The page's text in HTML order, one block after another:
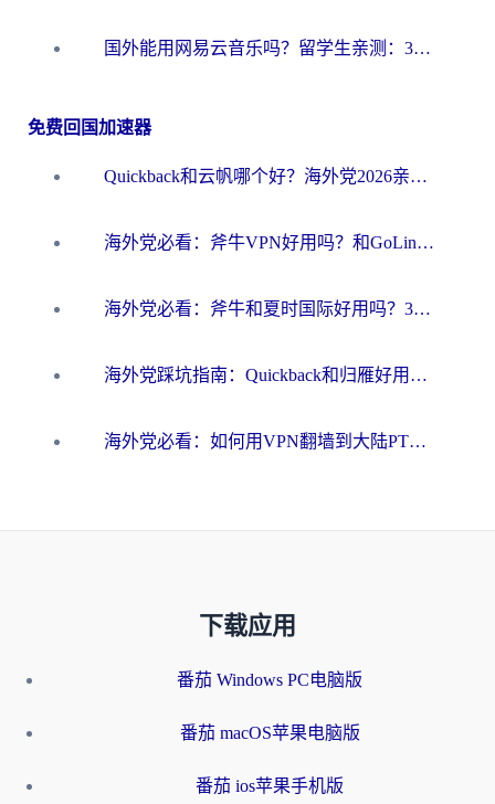
国外能用网易云音乐吗？留学生亲测：3步解决海外听歌难题
免费回国加速器
Quickback和云帆哪个好？海外党2026亲测指南：选对加速器大陆工具，无缝刷国内剧玩国服
海外党必看：斧牛VPN好用吗？和GoLinkVPN对比哪个回国效果更好？
海外党必看：斧牛和夏时国际好用吗？3步选对回国加速器，无缝刷国内资源
海外党踩坑指南：Quickback和归雁好用吗？选对加速器才能无缝刷国内资源
海外党必看：如何用VPN翻墙到大陆PTT？一篇解决你所有回国加速痛点
下载应用
番茄 Windows PC电脑版
番茄 macOS苹果电脑版
番茄 ios苹果手机版